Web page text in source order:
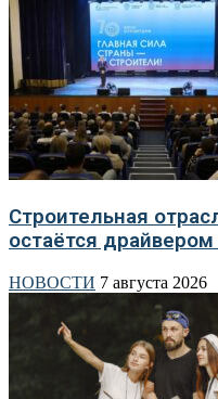
Строительная
остаётся
НОВОСТИ 7 августа 2026